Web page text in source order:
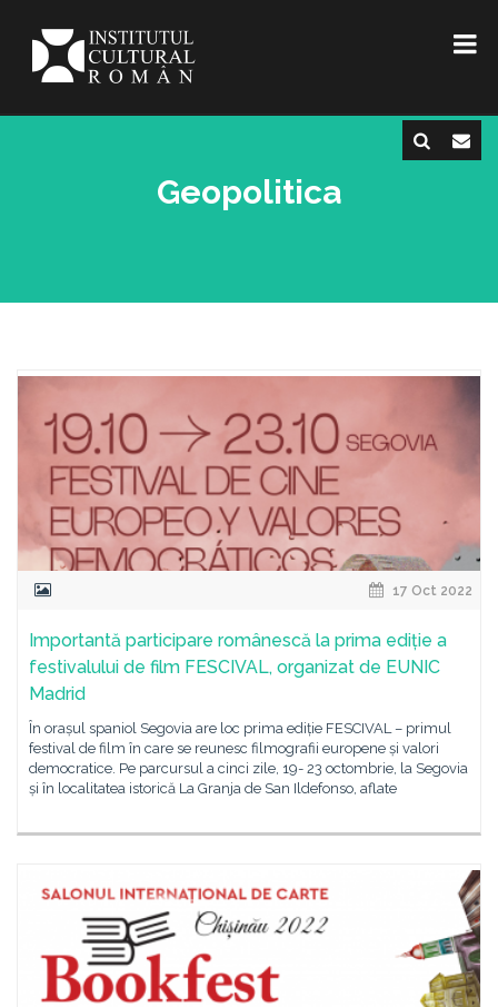
Geopolitica
17 Oct 2022
Importantă participare românescă la prima ediție a
festivalului de film FESCIVAL, organizat de EUNIC
Madrid
În orașul spaniol Segovia are loc prima ediție FESCIVAL – primul
festival de film în care se reunesc filmografii europene și valori
democratice. Pe parcursul a cinci zile, 19- 23 octombrie, la Segovia
și în localitatea istorică La Granja de San Ildefonso, aflate